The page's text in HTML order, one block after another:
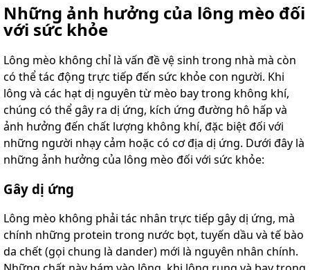
Những ảnh hưởng của lông mèo đối
với sức khỏe
Lông mèo không chỉ là vấn đề vệ sinh trong nhà mà còn
có thể tác động trực tiếp đến sức khỏe con người. Khi
lông và các hạt dị nguyên từ mèo bay trong không khí,
chúng có thể gây ra dị ứng, kích ứng đường hô hấp và
ảnh hưởng đến chất lượng không khí, đặc biệt đối với
những người nhạy cảm hoặc có cơ địa dị ứng. Dưới đây là
những ảnh hưởng của lông mèo đối với sức khỏe:
Gây dị ứng
Lông mèo không phải tác nhân trực tiếp gây dị ứng, mà
chính những protein trong nước bọt, tuyến dầu và tế bào
da chết (gọi chung là dander) mới là nguyên nhân chính.